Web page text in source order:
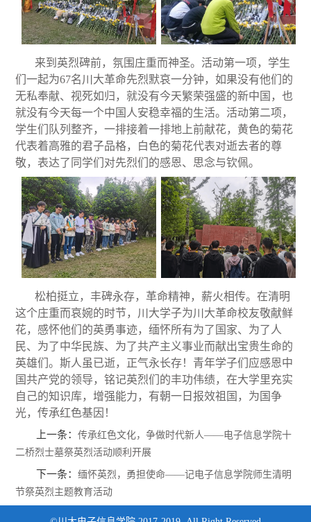
来到英烈碑前，氛围庄重而神圣。活动第一项，学生
们一起为67名川大革命先烈默哀一分钟，如果没有他们的
无私奉献、视死如归，就没有今天繁荣强盛的新中国，也
就没有今天每一个中国人安稳幸福的生活。活动第二项，
学生们队列整齐，一排接着一排地上前献花，黄色的菊花
代表着高雅的君子品格，白色的菊花代表对逝去者的尊
敬，表达了同学们对先烈们的感恩、思念与钦佩。
松柏挺立，丰碑永存，革命精神，薪火相传。在清明
这个庄重而哀婉的时节，川大学子为川大革命校友敬献鲜
花，感怀他们的英勇事迹，缅怀所有为了国家、为了人
民、为了中华民族、为了共产主义事业而献出宝贵生命的
英雄们。斯人虽已逝，正气永长存！青年学子们应感恩中
国共产党的领导，铭记英烈们的丰功伟绩，在大学里充实
自己的知识库，增强能力，有朝一日报效祖国，为国争
光，传承红色基因！
上一条：传承红色文化，争做时代新人——电子信息学院十
二桥烈士墓祭英烈活动顺利开展
下一条：缅怀英烈，勇担使命——记电子信息学院师生清明
节祭英烈主题教育活动